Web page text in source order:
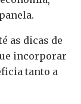
as dicas de
incorporar
tanto a